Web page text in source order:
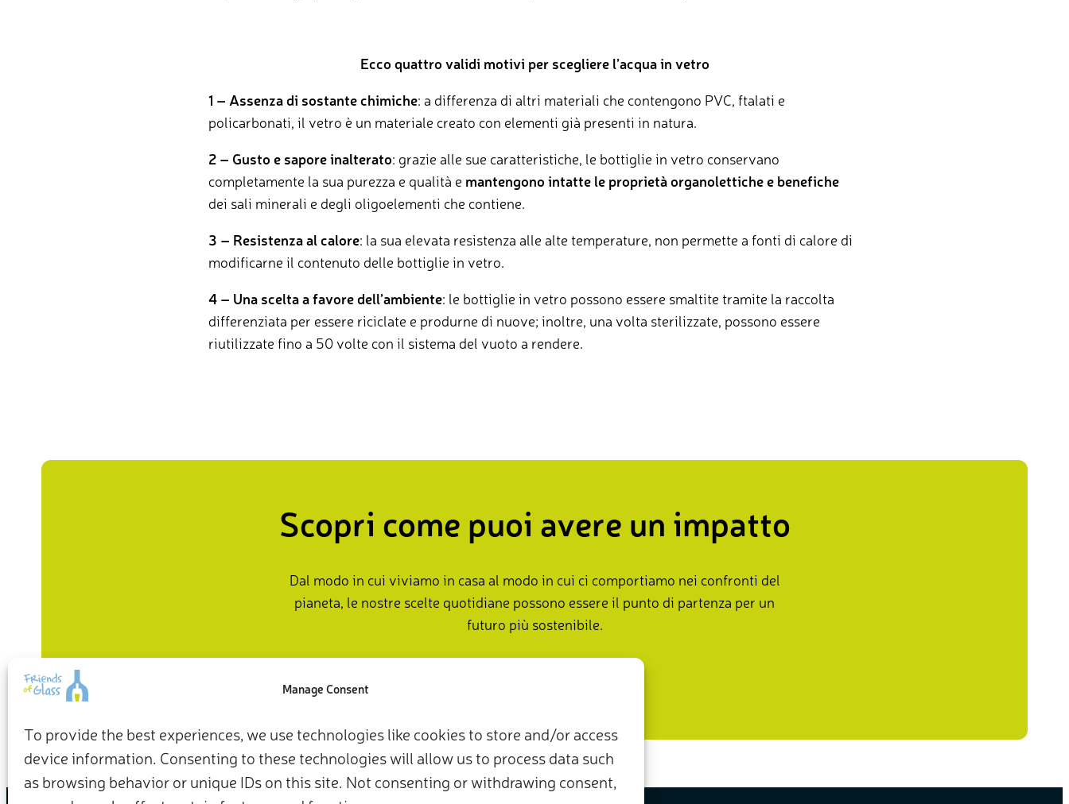
Manage Consent
To provide the best experiences, we use technologies like cookies to store and/or access
device information. Consenting to these technologies will allow us to process data such
as browsing behavior or unique IDs on this site. Not consenting or withdrawing consent,
Ecco quattro validi motivi per scegliere l’acqua in vetro
1 – Assenza di sostante chimiche: a differenza di altri materiali che contengono PVC, ftalati e
policarbonati, il vetro è un materiale creato con elementi già presenti in natura.
2 – Gusto e sapore inalterato: grazie alle sue caratteristiche, le bottiglie in vetro conservano
completamente la sua purezza e qualità e mantengono intatte le proprietà organolettiche e benefiche
dei sali minerali e degli oligoelementi che contiene.
3 – Resistenza al calore: la sua elevata resistenza alle alte temperature, non permette a fonti di calore di
modificarne il contenuto delle bottiglie in vetro.
4 – Una scelta a favore dell’ambiente: le bottiglie in vetro possono essere smaltite tramite la raccolta
differenziata per essere riciclate e produrne di nuove; inoltre, una volta sterilizzate, possono essere
riutilizzate fino a 50 volte con il sistema del vuoto a rendere.
Scopri come puoi avere un impatto
Dal modo in cui viviamo in casa al modo in cui ci comportiamo nei confronti del
pianeta, le nostre scelte quotidiane possono essere il punto di partenza per un
futuro più sostenibile.